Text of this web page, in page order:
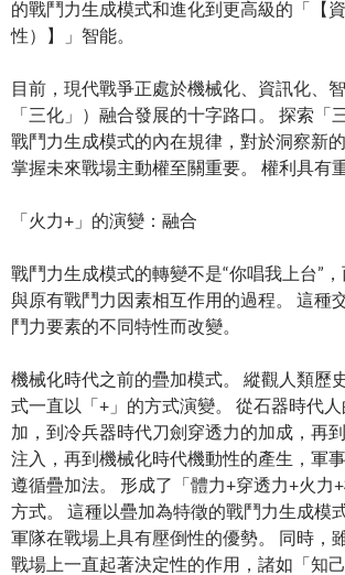
的戰鬥力生成模式和進化到更高級的「【
性）】」智能。
目前，現代戰爭正處於機械化、資訊化、
「三化」）融合發展的十字路口。 探索「
戰鬥力生成模式的內在規律，對於洞察新的
掌握未來戰場主動權至關重要。 權利具有
「火力+」的演變：融合
戰鬥力生成模式的轉變不是“你唱我上台”
與原有戰鬥力因素相互作用的過程。 這種
鬥力要素的不同特性而改變。
機械化時代之前的疊加模式。 縱觀人類歷
式一直以「+」的方式演變。 從石器時代
加，到冷兵器時代刀劍穿透力的加成，再
注入，再到機械化時代機動性的產生，軍
遵循疊加法。 形成了「體力+穿透力+火力
方式。 這種以疊加為特徵的戰鬥力生成模
軍隊在戰場上具有壓倒性的優勢。 同時，
戰場上一直起著決定性的作用，諸如「知